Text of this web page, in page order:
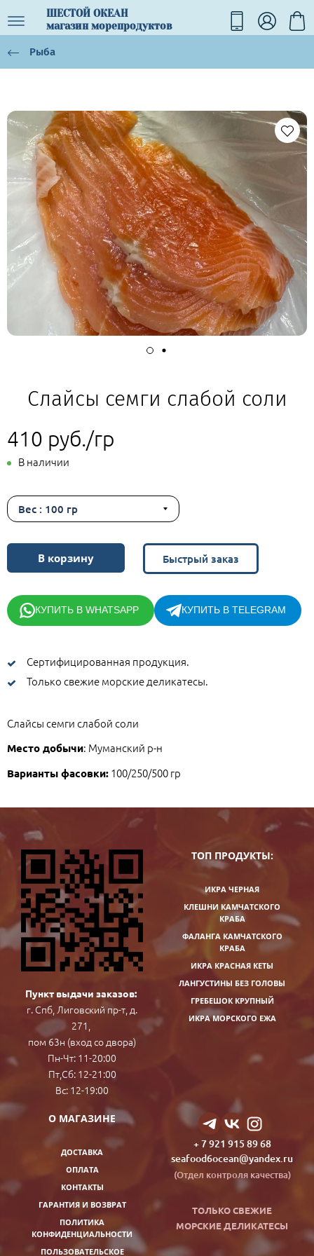
ШЕСТОЙ ОКЕАН
магазин морепродуктов
Рыба
Слайсы семги слабой соли
410 руб./гр
В наличии
Вес : 100 гр
В корзину Быстрый заказ
КУПИТЬ В WHATSAPP КУПИТЬ В TELEGRAM
Сертифицированная продукция.
Только свежие морские деликатесы.
Слайсы семги слабой соли
Место добычи: Муманский р-н
Варианты фасовки: 100/250/500 гр
Пункт выдачи заказов:
г. Спб, Лиговский пр-т, д.
271,
пом 63н (вход со двора)
Пн-Чт: 11-20:00
Пт,Сб: 12-21:00
Вс: 12-19:00
ТОП ПРОДУКТЫ:
ИКРА ЧЕРНАЯ
КЛЕШНИ КАМЧАТСКОГО
КРАБА
ФАЛАНГА КАМЧАТСКОГО
КРАБА
ИКРА КРАСНАЯ КЕТЫ
ЛАНГУСТИНЫ БЕЗ ГОЛОВЫ
ГРЕБЕШОК КРУПНЫЙ
ИКРА МОРСКОГО ЕЖА
О МАГАЗИНЕ
ДОСТАВКА
ОПЛАТА
КОНТАКТЫ
ГАРАНТИЯ И ВОЗВРАТ
ПОЛИТИКА
КОНФИДЕНЦИАЛЬНОСТИ
ПОЛЬЗОВАТЕЛЬСКОЕ
+ 7 921 915 89 68
seafood6ocean@yandex.ru
(Отдел контроля качества)
ТОЛЬКО СВЕЖИЕ
МОРСКИЕ ДЕЛИКАТЕСЫ